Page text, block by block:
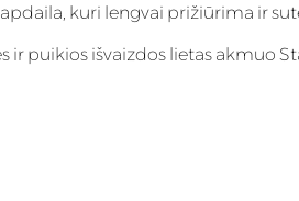
kuri lengvai prižiūrima ir
ir puikios išvaizdos lietas akmuo